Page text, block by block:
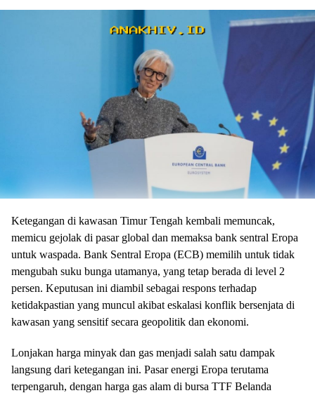
Ketegangan di kawasan Timur Tengah kembali memuncak,
memicu gejolak di pasar global dan memaksa bank sentral Eropa
untuk waspada. Bank Sentral Eropa (ECB) memilih untuk tidak
mengubah suku bunga utamanya, yang tetap berada di level 2
persen. Keputusan ini diambil sebagai respons terhadap
ketidakpastian yang muncul akibat eskalasi konflik bersenjata di
kawasan yang sensitif secara geopolitik dan ekonomi.
Lonjakan harga minyak dan gas menjadi salah satu dampak
langsung dari ketegangan ini. Pasar energi Eropa terutama
terpengaruh, dengan harga gas alam di bursa TTF Belanda